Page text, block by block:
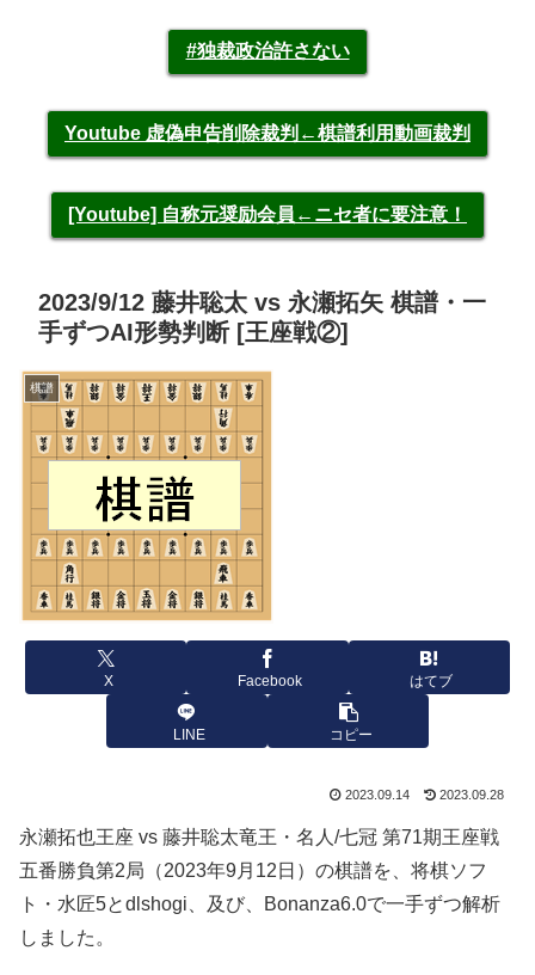
#独裁政治許さない
Youtube 虚偽申告削除裁判←棋譜利用動画裁判
[Youtube] 自称元奨励会員←ニセ者に要注意！
2023/9/12 藤井聡太 vs 永瀬拓矢 棋譜・一
手ずつAI形勢判断 [王座戦②]
棋譜
X Facebook はてブ
LINE コピー
2023.09.14 2023.09.28
永瀬拓也王座 vs 藤井聡太竜王・名人/七冠 第71期王座戦
五番勝負第2局（2023年9月12日）の棋譜を、将棋ソフ
ト・水匠5とdlshogi、及び、Bonanza6.0で一手ずつ解析
しました。